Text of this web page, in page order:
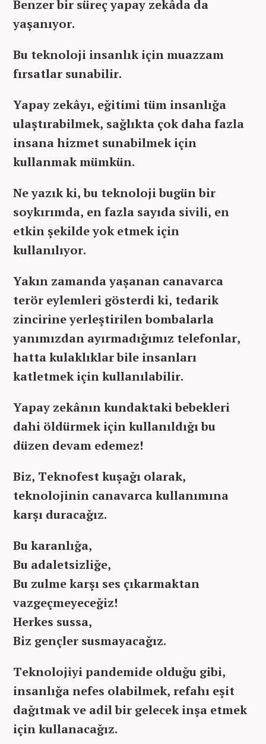
Benzer bir süreç yapay zekâda da
yaşanıyor.
Bu teknoloji insanlık için muazzam
fırsatlar sunabilir.
Yapay zekâyı, eğitimi tüm insanlığa
ulaştırabilmek, sağlıkta çok daha fazla
insana hizmet sunabilmek için
kullanmak mümkün.
Ne yazık ki, bu teknoloji bugün bir
soykırımda, en fazla sayıda sivili, en
etkin şekilde yok etmek için
kullanılıyor.
Yakın zamanda yaşanan canavarca
terör eylemleri gösterdi ki, tedarik
zincirine yerleştirilen bombalarla
yanımızdan ayırmadığımız telefonlar,
hatta kulaklıklar bile insanları
katletmek için kullanılabilir.
Yapay zekânın kundaktaki bebekleri
dahi öldürmek için kullanıldığı bu
düzen devam edemez!
Biz, Teknofest kuşağı olarak,
teknolojinin canavarca kullanımına
karşı duracağız.
Bu karanlığa,
Bu adaletsizliğe,
Bu zulme karşı ses çıkarmaktan
vazgeçmeyeceğiz!
Herkes sussa,
Biz gençler susmayacağız.
Teknolojiyi pandemide olduğu gibi,
insanlığa nefes olabilmek, refahı eşit
dağıtmak ve adil bir gelecek inşa etmek
için kullanacağız.